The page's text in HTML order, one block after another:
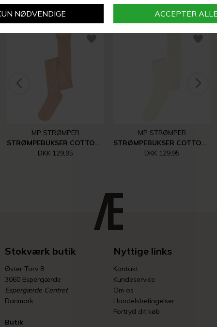
Vi anbefaler også
MP STRØMPER
STRØMPEBUKSER COTTON RIB | ROSE DUST
DKK 129,95
MP STRØMPER
STRØMPEBUKSER COTTON RIB | SNOW WHITE
DKK 129,95
Stokværk butik
Øster Torv 8
3060 Espergærde
Espergærde Centret
Danmark
Butik
Nyttige links
Kontakt
Kundeservice
Om os
Handelsbetingelser
Fortryd dit køb